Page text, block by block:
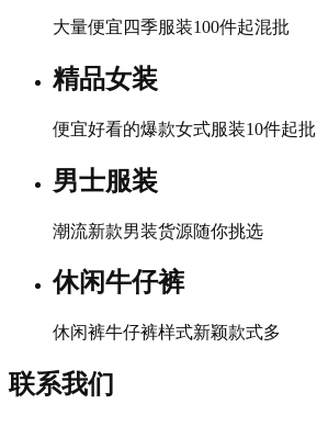
大量便宜四季服装100件起混批
精品女装
便宜好看的爆款女式服装10件起批
男士服装
潮流新款男装货源随你挑选
休闲牛仔裤
休闲裤牛仔裤样式新颖款式多
联系我们